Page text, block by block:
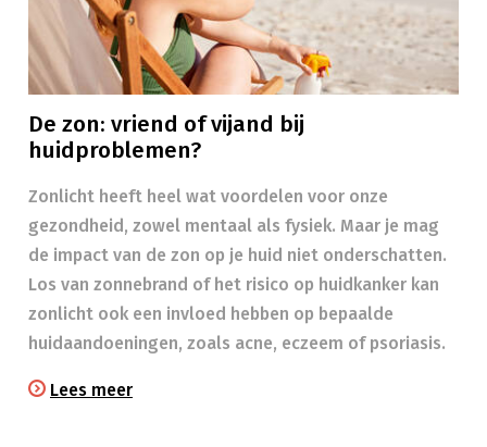
De zon: vriend of vijand bij
huidproblemen?
Zonlicht heeft heel wat voordelen voor onze
gezondheid, zowel mentaal als fysiek. Maar je mag
de impact van de zon op je huid niet onderschatten.
Los van zonnebrand of het risico op huidkanker kan
zonlicht ook een invloed hebben op bepaalde
huidaandoeningen, zoals acne, eczeem of psoriasis.
Lees meer